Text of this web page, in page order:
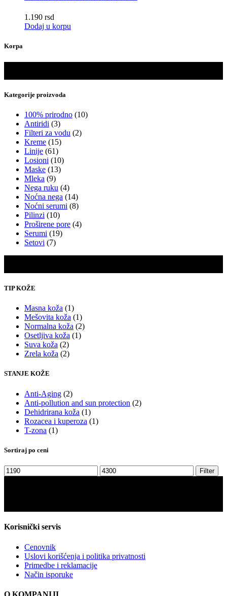
1.190 rsd
Dodaj u korpu
Korpa
Kategorije proizvoda
100% prirodno (10)
Antiridi (3)
Filteri za vodu (2)
Kreme (15)
Linije (61)
Losioni (10)
Maske (13)
Mleka (9)
Nega ruku (4)
Noćna nega (14)
Noćni serumi (8)
Pilinzi (10)
Proširene pore (4)
Serumi (19)
Setovi (7)
TIP KOŽE
Masna koža (1)
Mešovita koža (1)
Normalna koža (2)
Osetljiva koža (1)
Suva koža (2)
Zrela koža (2)
STANJE KOŽE
Anti-Aging (2)
Anti-pollution and sun protection (2)
Dehidrirana koža (1)
Rozacea i kuperoza (1)
T-zona (1)
Sortiraj po ceni
Minimalna
cena
Maksimalna
cena
Filter
Korisnički servis
Cenovnik
Uslovi korišćenja i politika privatnosti
Primedbe i reklamacije
Način isporuke
O KOMPANIJI